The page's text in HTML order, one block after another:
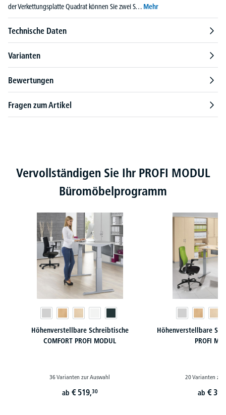
der Verkettungsplatte Quadrat können Sie zwei S… Mehr
Technische Daten
Varianten
Bewertungen
Fragen zum Artikel
Produktgalerie überspringen
Vervollständigen Sie Ihr PROFI MODUL
Büromöbelprogramm
Höhenverstellbare Schreibtische
COMFORT PROFI MODUL
36 Varianten zur Auswahl
ab € 519,30
Höhenverstellbare
PROFI
20 Varianten zur
ab €